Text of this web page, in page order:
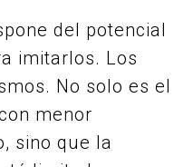
del potencial
imitarlos. Los
No solo es el
menor
sino que la